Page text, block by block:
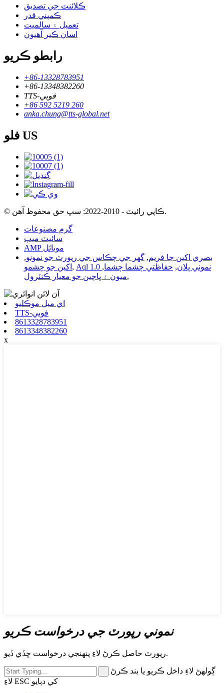
ڪلائنٽ جي تصديق
ڪمپني قدر
تعميل ۽ سالميت
اسان ڪير آهيون
رابطو ڪريو
+86-13328783951
+86-13348382260
TTS-فوبي
+86 592 5219 260
anka.chung@tts-global.net
فلو US
© ڪاپي رائيٽ - 2010-2022: سڀ حق محفوظ آهن.
گرم مصنوعات
سائيٽ ميپ
AMP موبائل
بصري اکين جا فريم, گھر جي چڪاس جي رپورٽ جو نمونو,
اکين جو چشمو , Aql 1.0 نموني پلان, حفاظتي چشما چشما,
ميون ۽ ڀاڄين جو معيار ڪنٽرول,
اي ميل موڪليو
TTS-فوبي
8613328783951
8613348382260
x
نموني رپورٽ جي درخواست ڪريو
رپورٽ حاصل ڪرڻ لاءِ پنھنجي درخواست ڇڏي ڏيو.
ڳولهڻ لاءِ داخل ڪريو يا بند ڪرڻ
لاءِ ESC کي دٻايو